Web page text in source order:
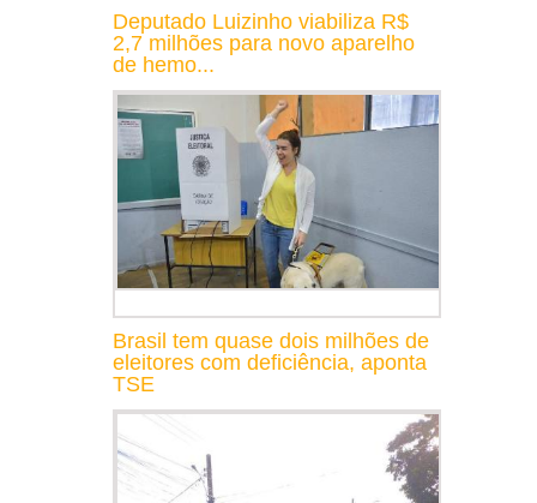
Deputado Luizinho viabiliza R$
2,7 milhões para novo aparelho
de hemo...
Brasil tem quase dois milhões de
eleitores com deficiência, aponta
TSE